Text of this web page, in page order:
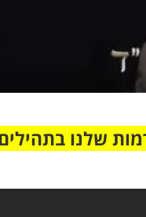
שלנו